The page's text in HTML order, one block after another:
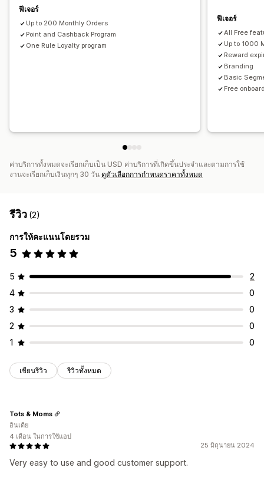
ฟีเจอร์
Up to 200 Monthly Orders
Point and Cashback Program
One Rule Loyalty program
ฟีเจอร์
All Free
Up to 1000
Reward
Branding
Basic
Free
ค่าบริการทั้งหมดจะเรียกเก็บเป็น USD ค่าบริการที่เกิดขึ้นประจำและตามการใช้
งานจะเรียกเก็บเงินทุกๆ 30 วัน ดูตัวเลือกการกำหนดราคาทั้งหมด
รีวิว (2)
การให้คะแนนโดยรวม
5
5
2
4
0
3
0
2
0
1
0
เขียนรีวิว รีวิวทั้งหมด
25 มิถุนายน 2024
Very easy to use and good customer support.
Tots & Moms
อินเดีย
4 เดือน ในการใช้แอป